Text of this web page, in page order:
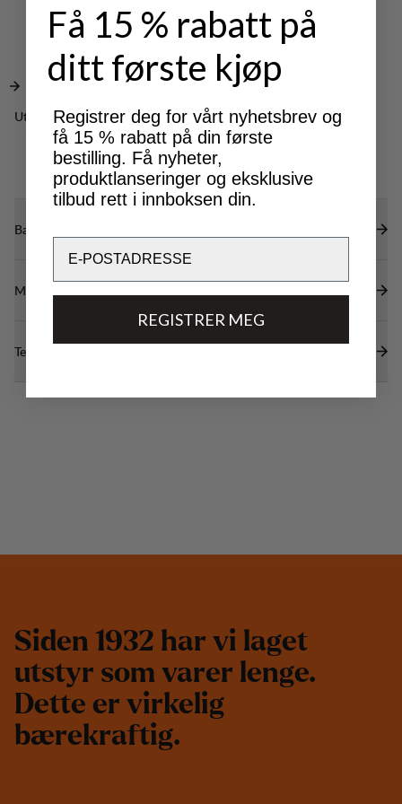
Utmerket for
LIGHT & TECH
TREKKING
OUTDOOR LIFE
Bærekraftsegenskaper
Materialer
Tekniske spesifikasjoner
Siden 1932 har vi laget
utstyr som varer lenge.
Dette er virkelig
bærekraftig.
Få 15 % rabatt på
ditt første kjøp
Registrer deg for vårt nyhetsbrev og
få 15 % rabatt på din første
bestilling. Få nyheter,
produktlanseringer og eksklusive
tilbud rett i innboksen din.
REGISTRER MEG